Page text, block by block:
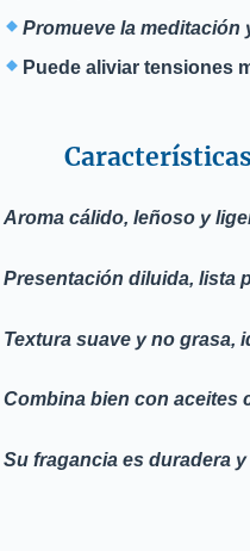
Promueve la meditación
Puede aliviar tensiones
Aroma cálido, leñoso y
Presentación diluida, lista
Textura suave y no grasa,
Combina bien con aceites
Su fragancia es duradera